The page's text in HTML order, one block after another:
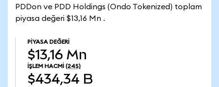
PDDon ve PDD Holdings (Ondo Tokenized) toplam
piyasa değeri $13,16 Mn .
PIYASA DEĞERI
$13,16 Mn
İŞLEM HACMI (24S)
$434,34 B